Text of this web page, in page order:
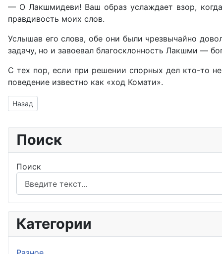
— О Лакшмидеви! Ваш образ услаждает взор,
правдивость моих слов.
Услышав его слова, обе они были чрезвычайно
задачу, но и завоевал благосклонность Лакшми —
С тех пор, если при решении спорных дел кто-то
поведение известно как «ход Комати».
Предыдущий: Храм Дурги
Назад
Поиск
Поиск
Категории